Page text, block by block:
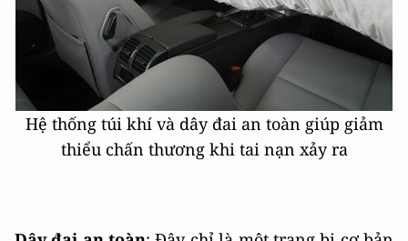
Hệ thống túi khí và dây đai an toàn giúp giảm
thiểu chấn thương khi tai nạn xảy ra